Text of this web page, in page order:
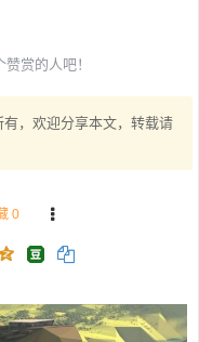
赏的人吧！
有，欢迎分享本文，转载请
0